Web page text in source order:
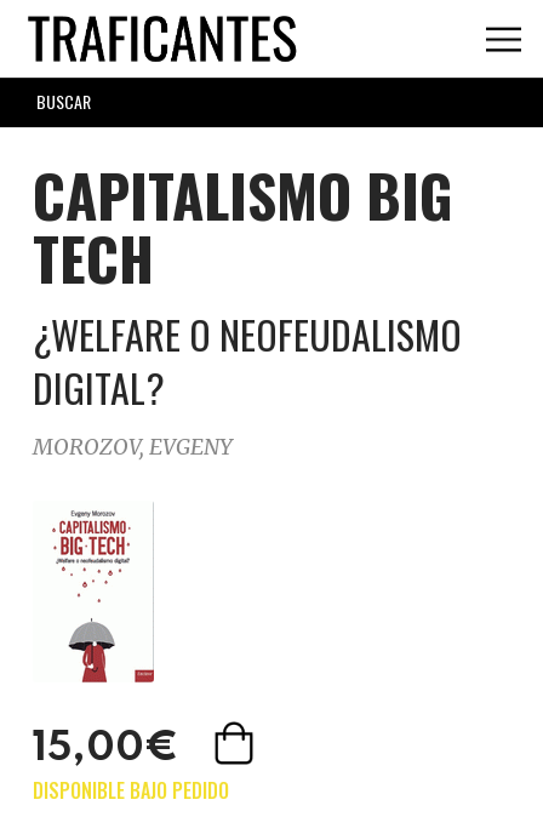
Skip
main
content
SEARCH
FORM
CAPITALISMO BIG
TECH
¿WELFARE O NEOFEUDALISMO
DIGITAL?
MOROZOV, EVGENY
15,00€